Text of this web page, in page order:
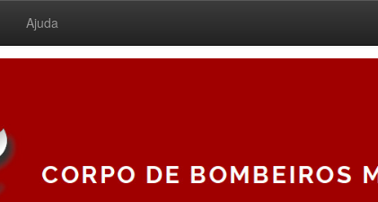
Ajuda